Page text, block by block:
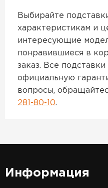
Выбирайте
характеристикам и
интересующие
понравившиеся в
заказ. Все
официальную
вопросы,
281-80-10.
Информация